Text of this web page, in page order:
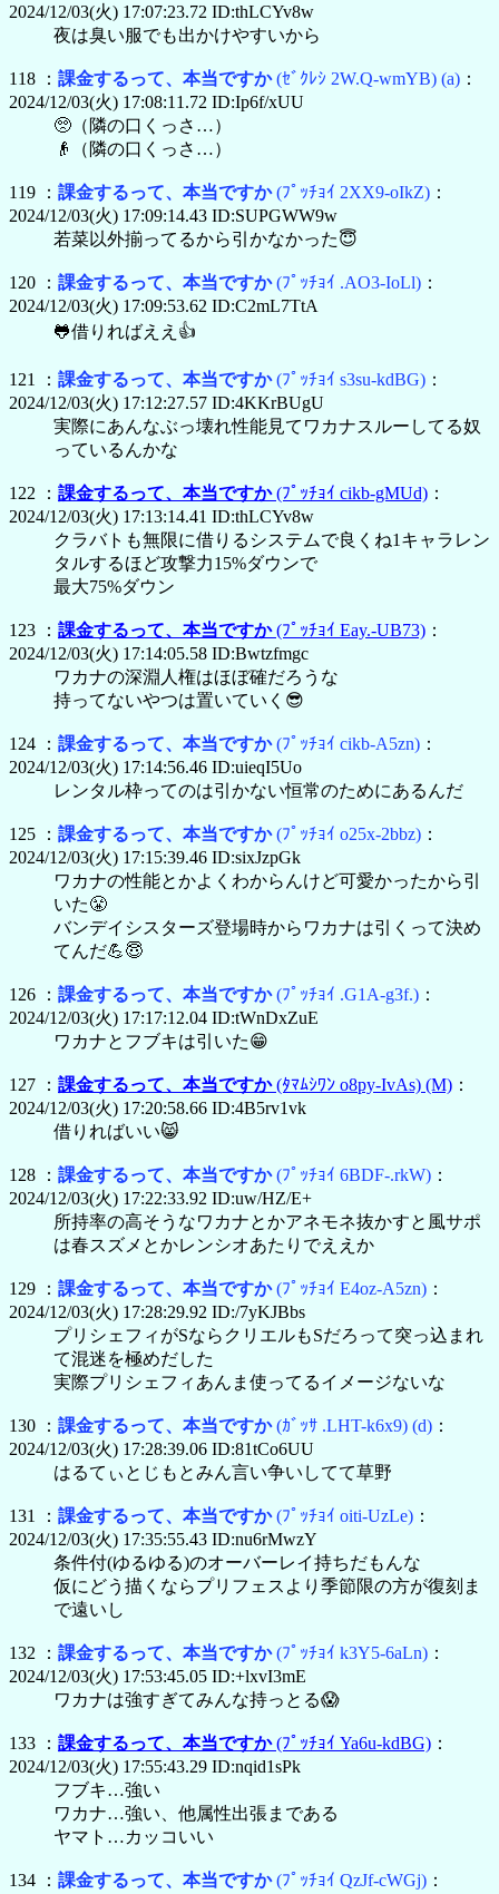
2024/12/03(火) 17:07:23.72 ID:thLCYv8w
夜は臭い服でも出かけやすいから
118 ： 課金するって、本当ですか(ｾﾞｸﾚｼ 2W.Q-wmYB) (a) ：
2024/12/03(火) 17:08:11.72 ID:Ip6f/xUU
🥺（隣の口くっさ…）
👴（隣の口くっさ…）
119 ： 課金するって、本当ですか(ﾌﾟｯﾁｮｲ 2XX9-oIkZ) ：
2024/12/03(火) 17:09:14.43 ID:SUPGWW9w
若菜以外揃ってるから引かなかった😇
120 ： 課金するって、本当ですか(ﾌﾟｯﾁｮｲ .AO3-IoLl) ：
2024/12/03(火) 17:09:53.62 ID:C2mL7TtA
🐸借りればええ👍
121 ： 課金するって、本当ですか(ﾌﾟｯﾁｮｲ s3su-kdBG) ：
2024/12/03(火) 17:12:27.57 ID:4KKrBUgU
実際にあんなぶっ壊れ性能見てワカナスルーしてる奴
っているんかな
122 ： 課金するって、本当ですか(ﾌﾟｯﾁｮｲ cikb-gMUd) ：
2024/12/03(火) 17:13:14.41 ID:thLCYv8w
クラバトも無限に借りるシステムで良くね1キャラレン
タルするほど攻撃力15%ダウンで
最大75%ダウン
123 ： 課金するって、本当ですか(ﾌﾟｯﾁｮｲ Eay.-UB73) ：
2024/12/03(火) 17:14:05.58 ID:Bwtzfmgc
ワカナの深淵人権はほぼ確だろうな
持ってないやつは置いていく😎
124 ： 課金するって、本当ですか(ﾌﾟｯﾁｮｲ cikb-A5zn) ：
2024/12/03(火) 17:14:56.46 ID:uieqI5Uo
レンタル枠ってのは引かない恒常のためにあるんだ
125 ： 課金するって、本当ですか(ﾌﾟｯﾁｮｲ o25x-2bbz) ：
2024/12/03(火) 17:15:39.46 ID:sixJzpGk
ワカナの性能とかよくわからんけど可愛かったから引
いた😤
バンデイシスターズ登場時からワカナは引くって決め
てんだ💪😇
126 ： 課金するって、本当ですか(ﾌﾟｯﾁｮｲ .G1A-g3f.) ：
2024/12/03(火) 17:17:12.04 ID:tWnDxZuE
ワカナとフブキは引いた😁
127 ： 課金するって、本当ですか(ﾀﾏﾑｼﾜﾝ o8py-IvAs) (M) ：
2024/12/03(火) 17:20:58.66 ID:4B5rv1vk
借りればいい😸
128 ： 課金するって、本当ですか(ﾌﾟｯﾁｮｲ 6BDF-.rkW) ：
2024/12/03(火) 17:22:33.92 ID:uw/HZ/E+
所持率の高そうなワカナとかアネモネ抜かすと風サポ
は春スズメとかレンシオあたりでええか
129 ： 課金するって、本当ですか(ﾌﾟｯﾁｮｲ E4oz-A5zn) ：
2024/12/03(火) 17:28:29.92 ID:/7yKJBbs
プリシェフィがSならクリエルもSだろって突っ込まれ
て混迷を極めだした
実際プリシェフィあんま使ってるイメージないな
130 ： 課金するって、本当ですか(ｶﾞｯｻ .LHT-k6x9) (d) ：
2024/12/03(火) 17:28:39.06 ID:81tCo6UU
はるてぃとじもとみん言い争いしてて草野
131 ： 課金するって、本当ですか(ﾌﾟｯﾁｮｲ oiti-UzLe) ：
2024/12/03(火) 17:35:55.43 ID:nu6rMwzY
条件付(ゆるゆる)のオーバーレイ持ちだもんな
仮にどう描くならプリフェスより季節限の方が復刻ま
で遠いし
132 ： 課金するって、本当ですか(ﾌﾟｯﾁｮｲ k3Y5-6aLn) ：
2024/12/03(火) 17:53:45.05 ID:+lxvI3mE
ワカナは強すぎてみんな持っとる😱
133 ： 課金するって、本当ですか(ﾌﾟｯﾁｮｲ Ya6u-kdBG) ：
2024/12/03(火) 17:55:43.29 ID:nqid1sPk
フブキ…強い
ワカナ…強い、他属性出張まである
ヤマト…カッコいい
134 ： 課金するって、本当ですか(ﾌﾟｯﾁｮｲ QzJf-cWGj) ：